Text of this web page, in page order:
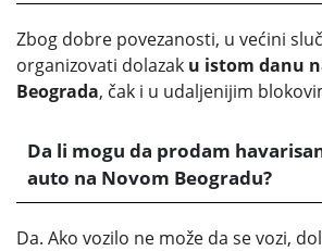
Zbog dobre povezanosti, u većini
organizovati dolazak u istom danu
Beograda, čak i u udaljenijim
Da li mogu da prodam
auto na Novom Beogradu?
Da. Ako vozilo ne može da se vozi,